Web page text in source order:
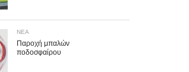
ΝΕΑ
Παροχή μπαλών
ποδοσφαίρου